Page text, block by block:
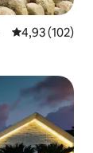
4,93 de uma
4,93 (102)